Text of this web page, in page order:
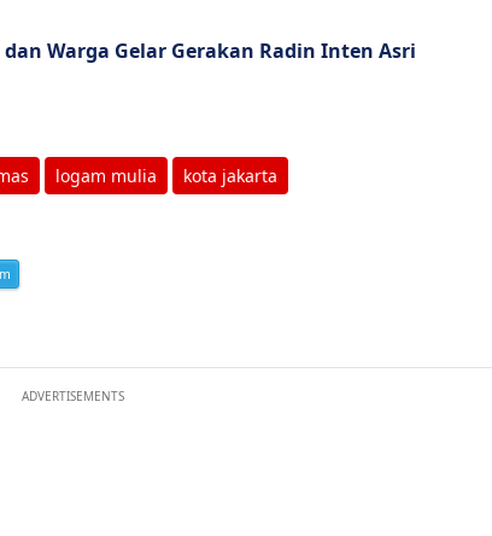
Warga Gelar Gerakan Radin Inten Asri
logam mulia kota jakarta
ADVERTISEMENTS